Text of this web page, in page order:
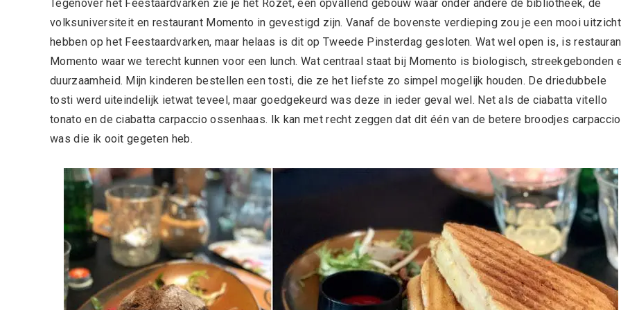
Tegenover het Feestaardvarken zie je het Rozet, een opvallend gebouw waar onder andere de bibliotheek, de
volksuniversiteit en restaurant Momento in gevestigd zijn. Vanaf de bovenste verdieping zou je een mooi uitzicht
hebben op het Feestaardvarken, maar helaas is dit op Tweede Pinsterdag gesloten. Wat wel open is, is
Momento waar we terecht kunnen voor een lunch. Wat centraal staat bij Momento is biologisch, streekgebonden
duurzaamheid. Mijn kinderen bestellen een tosti, die ze het liefste zo simpel mogelijk houden. De driedubbele
tosti werd uiteindelijk ietwat teveel, maar goedgekeurd was deze in ieder geval wel. Net als de ciabatta vitello
tonato en de ciabatta carpaccio ossenhaas. Ik kan met recht zeggen dat dit één van de betere broodjes carpaccio
was die ik ooit gegeten heb.